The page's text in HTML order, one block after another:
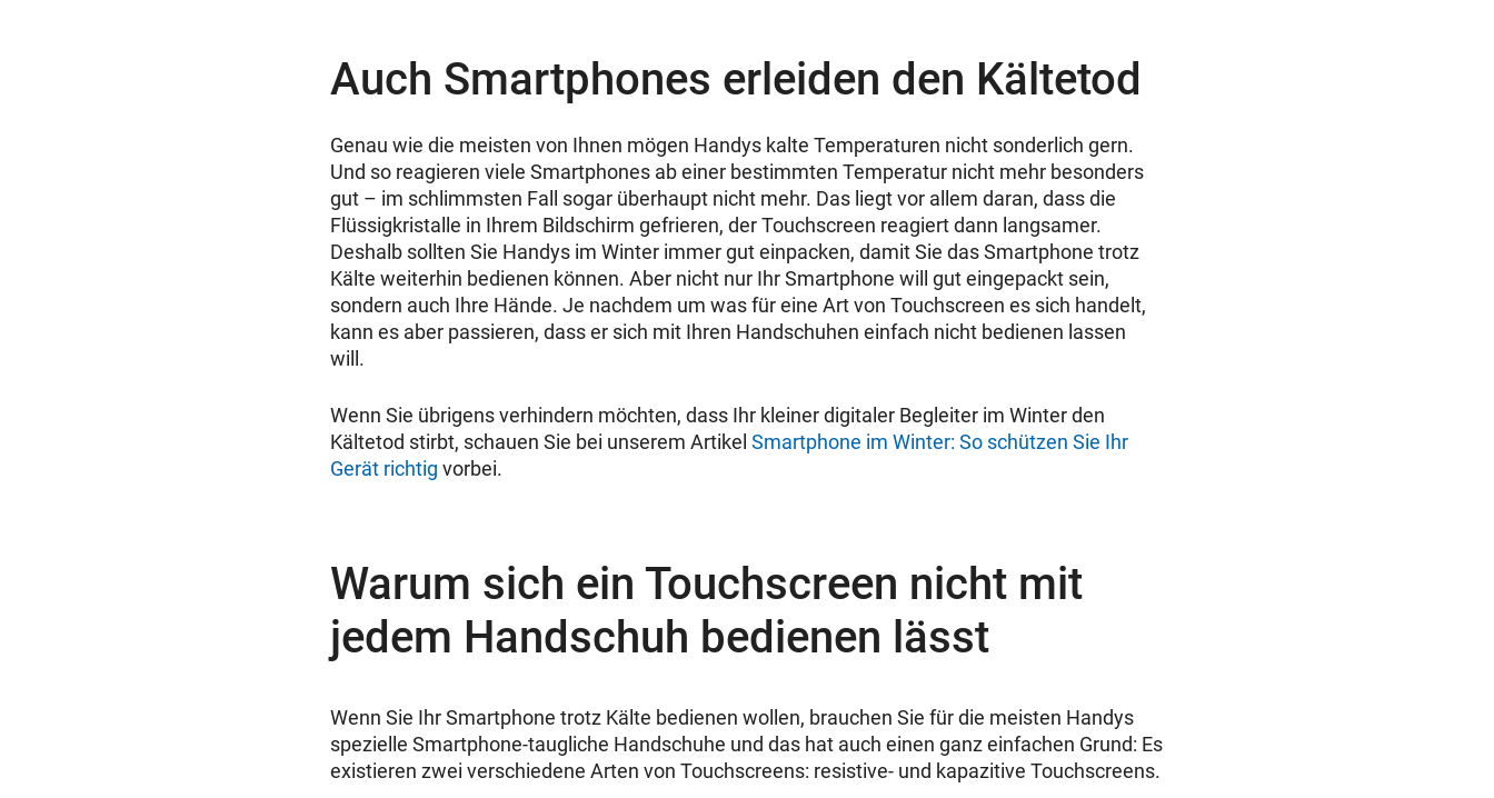
Auch Smartphones erleiden den Kältetod
Genau wie die meisten von Ihnen mögen Handys kalte Temperaturen nicht sonderlich gern.
Und so reagieren viele Smartphones ab einer bestimmten Temperatur nicht mehr besonders
gut – im schlimmsten Fall sogar überhaupt nicht mehr. Das liegt vor allem daran, dass die
Flüssigkristalle in Ihrem Bildschirm gefrieren, der Touchscreen reagiert dann langsamer.
Deshalb sollten Sie Handys im Winter immer gut einpacken, damit Sie das Smartphone trotz
Kälte weiterhin bedienen können. Aber nicht nur Ihr Smartphone will gut eingepackt sein,
sondern auch Ihre Hände. Je nachdem um was für eine Art von Touchscreen es sich handelt,
kann es aber passieren, dass er sich mit Ihren Handschuhen einfach nicht bedienen lassen
will.
Wenn Sie übrigens verhindern möchten, dass Ihr kleiner digitaler Begleiter im Winter den
Kältetod stirbt, schauen Sie bei unserem Artikel Smartphone im Winter: So schützen Sie Ihr
Gerät richtig vorbei.
Warum sich ein Touchscreen nicht mit
jedem Handschuh bedienen lässt
Wenn Sie Ihr Smartphone trotz Kälte bedienen wollen, brauchen Sie für die meisten Handys
spezielle Smartphone-taugliche Handschuhe und das hat auch einen ganz einfachen Grund: Es
existieren zwei verschiedene Arten von Touchscreens: resistive- und kapazitive Touchscreens.